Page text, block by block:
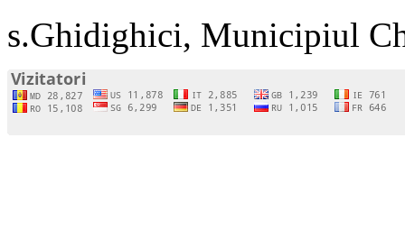
s.Ghidighici, Municipiul